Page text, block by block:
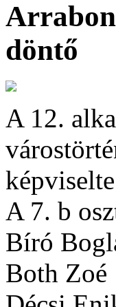
döntő
A 12.
A 7. b
Bíró
Both Zoé